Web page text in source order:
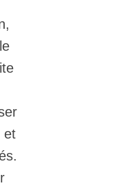
conditions générales
confidentialité.
et